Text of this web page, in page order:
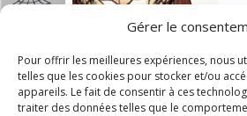
Gérer le
Pour offrir les meilleures expériences, nous
telles que les cookies pour stocker et/ou
appareils. Le fait de consentir à ces
traiter des données telles que le